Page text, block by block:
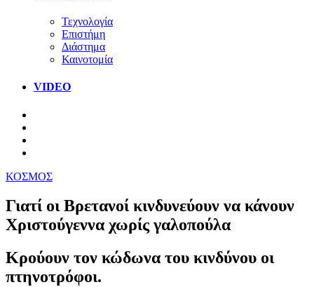
Τεχνολογία
Επιστήμη
Διάστημα
Καινοτομία
VIDEO
ΚΟΣΜΟΣ
Γιατί οι Βρετανοί κινδυνεύουν να κάνουν
Χριστούγεννα χωρίς γαλοπούλα
Κρούουν τον κώδωνα του κινδύνου οι
πτηνοτρόφοι.